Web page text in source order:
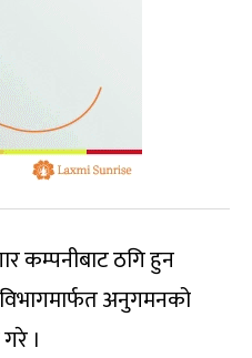
कम्पनीबाट ठगि हुन
अनुगमनको
।